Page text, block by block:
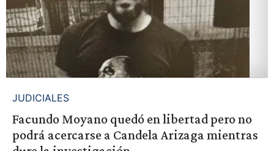
JUDICIALES
Facundo Moyano quedó en libertad pero no
podrá acercarse a Candela Arizaga mientras